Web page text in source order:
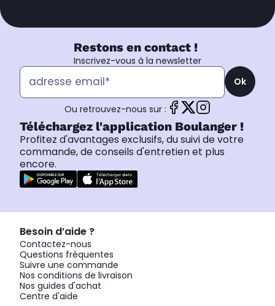
Restons en contact !
Inscrivez-vous à la newsletter
Ok
Ou retrouvez-nous sur :
Téléchargez l'application Boulanger !
Profitez d'avantages exclusifs, du suivi de votre
commande, de conseils d'entretien et plus
encore.
Besoin d’aide ?
Contactez-nous
Questions fréquentes
Suivre une commande
Nos conditions de livraison
Nos guides d'achat
Centre d'aide